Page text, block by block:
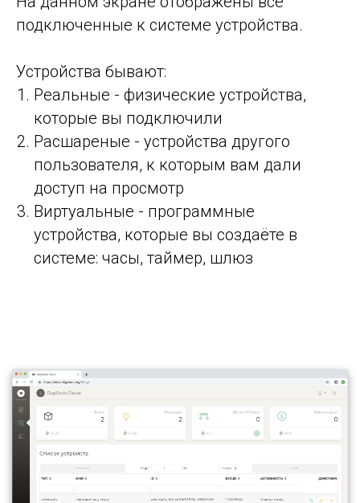
подключенные к системе устройства.
Устройства бывают:
Реальные - физические устройства,
которые вы подключили
Расшареные - устройства другого
пользователя, к которым вам дали
доступ на просмотр
Виртуальные - программные
устройства, которые вы создаёте в
системе: часы, таймер, шлюз